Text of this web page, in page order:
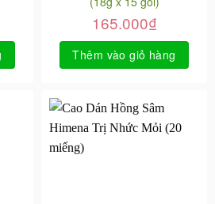
165.000₫
Thêm vào giỏ hàng